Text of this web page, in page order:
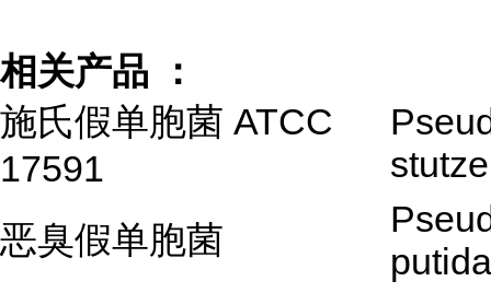
相关产品 ：
施氏假单胞菌 ATCC
17591
恶臭假单胞菌
putida